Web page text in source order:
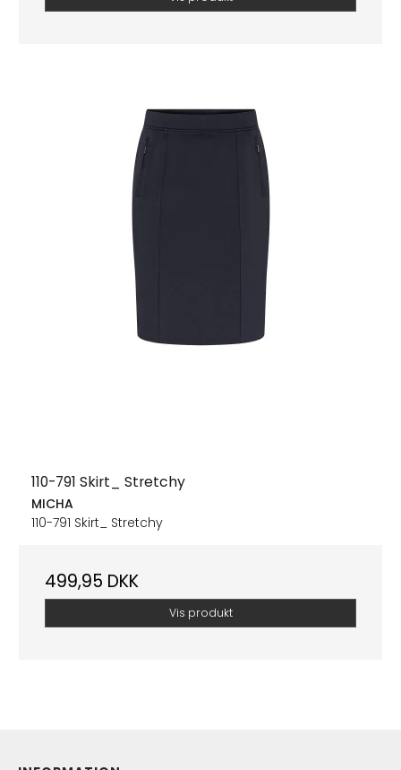
110-791 Skirt_ Stretchy
MICHA
110-791 Skirt_ Stretchy
499,95 DKK
Vis produkt